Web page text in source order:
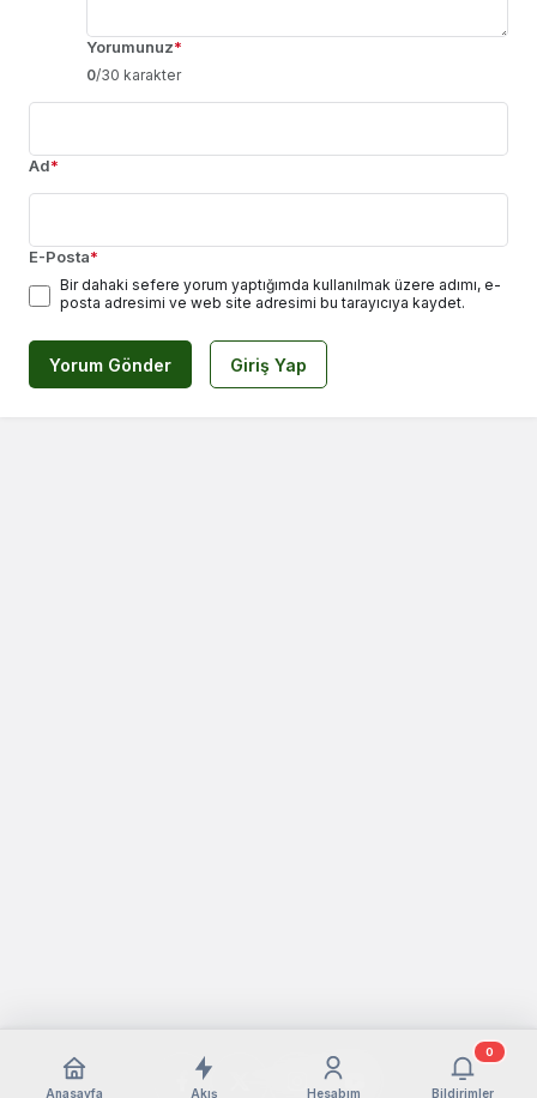
Yorumunuz*
0/30 karakter
Ad*
E-Posta*
Bir dahaki sefere yorum yaptığımda kullanılmak üzere adımı, e-
posta adresimi ve web site adresimi bu tarayıcıya kaydet.
Yorum Gönder Giriş Yap
Anasayfa Akış Hesabım Bildirimler
0